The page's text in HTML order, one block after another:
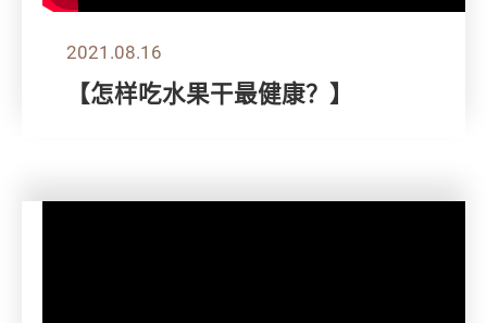
2021.08.16
【怎样吃水果干最健康？】